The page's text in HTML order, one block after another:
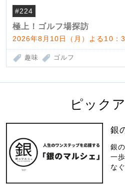
#224
極上！ゴルフ場探訪
2026年8月10日（月）よる10：
趣味 ゴルフ
ピック
銀
銀
一
な